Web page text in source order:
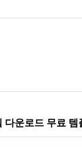
다운로드 무료 템